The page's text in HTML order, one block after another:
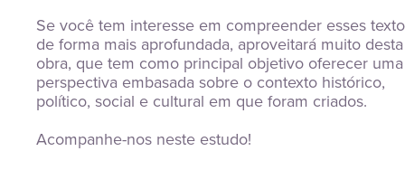
Se você tem interesse em compreender esses
de forma mais aprofundada, aproveitará muito desta
obra, que tem como principal objetivo oferecer uma
perspectiva embasada sobre o contexto histórico,
político, social e cultural em que foram criados.
Acompanhe-nos neste estudo!